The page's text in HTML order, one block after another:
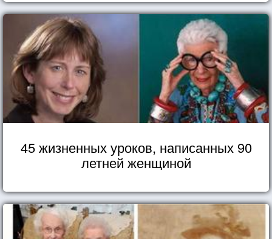
45 жизненных уроков, написанных 90
летней женщиной